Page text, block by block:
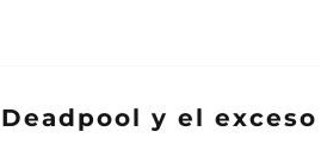
Deadpool y el exceso